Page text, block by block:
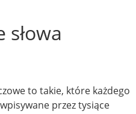
to takie, które każdego
przez tysiące